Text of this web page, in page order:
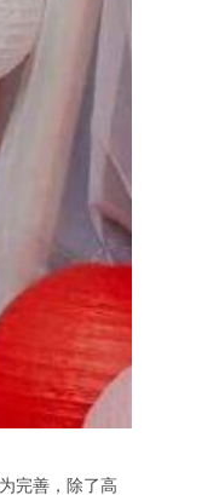
完善，除了高